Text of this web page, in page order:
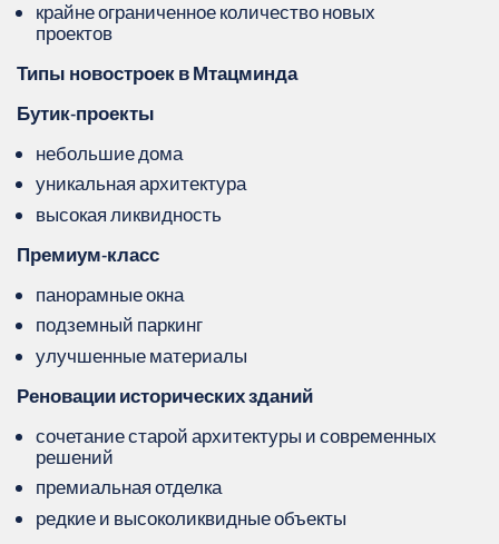
крайне ограниченное количество новых
проектов
Типы новостроек в Мтацминда
Бутик‑проекты
небольшие дома
уникальная архитектура
высокая ликвидность
Премиум‑класс
панорамные окна
подземный паркинг
улучшенные материалы
Реновации исторических зданий
сочетание старой архитектуры и современных
решений
премиальная отделка
редкие и высоколиквидные объекты